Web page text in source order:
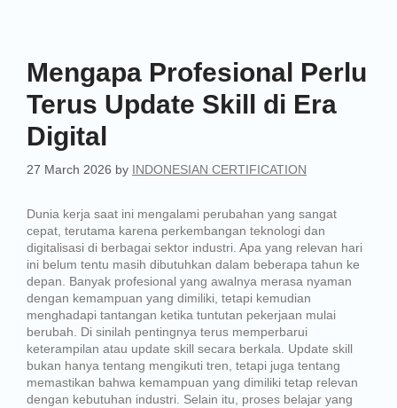
Mengapa Profesional Perlu
Terus Update Skill di Era
Digital
27 March 2026 by INDONESIAN CERTIFICATION
Dunia kerja saat ini mengalami perubahan yang sangat
cepat, terutama karena perkembangan teknologi dan
digitalisasi di berbagai sektor industri. Apa yang relevan hari
ini belum tentu masih dibutuhkan dalam beberapa tahun ke
depan. Banyak profesional yang awalnya merasa nyaman
dengan kemampuan yang dimiliki, tetapi kemudian
menghadapi tantangan ketika tuntutan pekerjaan mulai
berubah. Di sinilah pentingnya terus memperbarui
keterampilan atau update skill secara berkala. Update skill
bukan hanya tentang mengikuti tren, tetapi juga tentang
memastikan bahwa kemampuan yang dimiliki tetap relevan
dengan kebutuhan industri. Selain itu, proses belajar yang